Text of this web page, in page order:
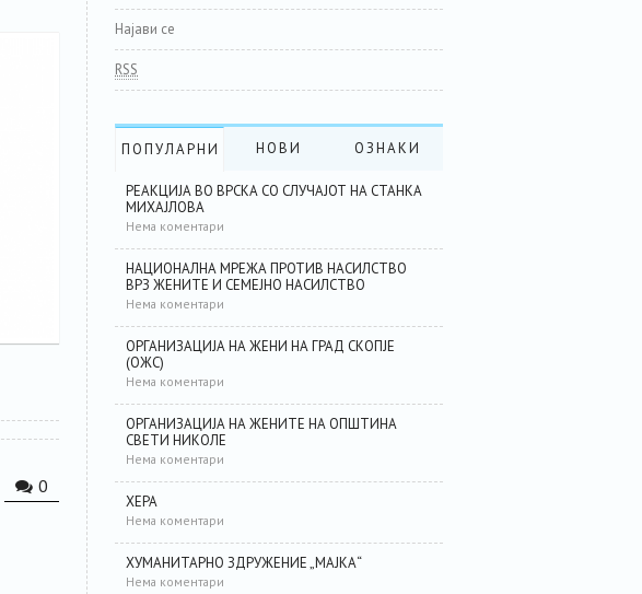
0
Најави се
RSS
ПОПУЛАРНИ НОВИ ОЗНАКИ
РЕАКЦИЈА ВО ВРСКА СО СЛУЧАЈОТ НА СТАНКА
МИХАЈЛОВА
Нема коментари
НАЦИОНАЛНА МРЕЖА ПРОТИВ НАСИЛСТВО
ВРЗ ЖЕНИТЕ И СЕМЕЈНО НАСИЛСТВО
Нема коментари
ОРГАНИЗАЦИЈА НА ЖЕНИ НА ГРАД СКОПЈЕ
(ОЖС)
Нема коментари
ОРГАНИЗАЦИЈА НА ЖЕНИТЕ НА ОПШТИНА
СВЕТИ НИКОЛЕ
Нема коментари
ХЕРА
Нема коментари
ХУМАНИТАРНО ЗДРУЖЕНИЕ „МАЈКА“
Нема коментари